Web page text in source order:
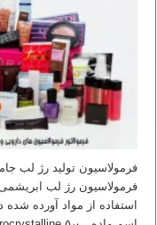
فرمولاسیون تولید رژ لب
فرمولاسیون رژ لب
استفاده از مواد آورده